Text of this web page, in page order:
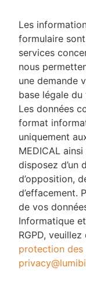
Les
formulaire
services
nous
une demande
base légale
Les données
format
uniquement
MEDICAL
disposez d’un
d’opposition,
d’effacement.
de vos
Informatique
RGPD,
protection des